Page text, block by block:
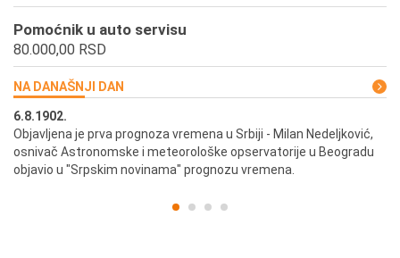
Pomoćnik u auto servisu
80.000,00 RSD
NA DANAŠNJI DAN
6.8.1902.
Objavljena je prva prognoza vremena u Srbiji - Milan Nedeljković,
osnivač Astronomske i meteorološke opservatorije u Beogradu
objavio u "Srpskim novinama" prognozu vremena.